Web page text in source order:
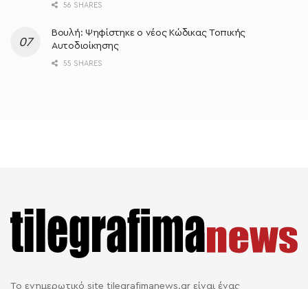
56 SHARES
Βουλή: Ψηφίστηκε ο νέος Κώδικας Τοπικής
Αυτοδιοίκησης
55 SHARES
Το ενημερωτικό site tilegrafimanews.gr είναι ένας